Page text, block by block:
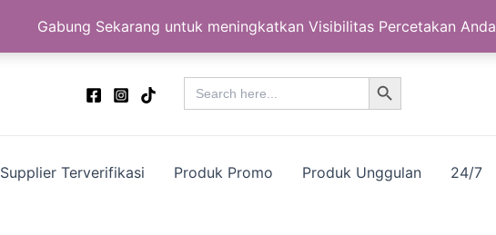
Gabung Sekarang untuk meningkatkan Visibilitas Percetakan
Search
for:
Search Button
Supplier Terverifikasi Produk Promo Produk Unggulan 24/7